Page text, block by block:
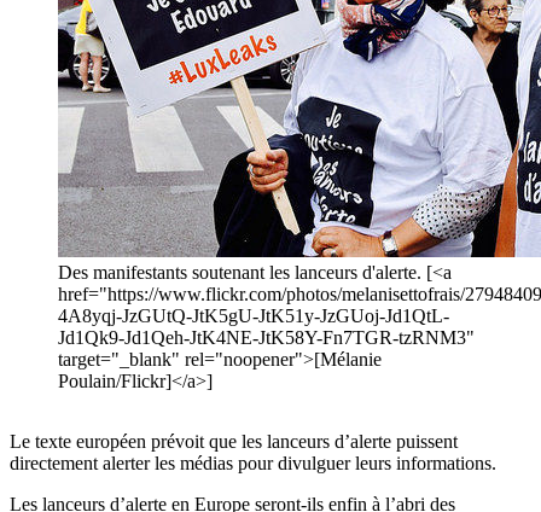
Des manifestants soutenant les lanceurs d'alerte. [<a
href="https://www.flickr.com/photos/melanisettofrais/
4A8yqj-JzGUtQ-JtK5gU-JtK51y-JzGUoj-Jd1QtL-
Jd1Qk9-Jd1Qeh-JtK4NE-JtK58Y-Fn7TGR-tzRNM3"
target="_blank" rel="noopener">[Mélanie
Poulain/Flickr]</a>]
Le texte européen prévoit que les lanceurs d’alerte puissent
directement alerter les médias pour divulguer leurs informations.
Les lanceurs d’alerte en Europe seront-ils enfin à l’abri des